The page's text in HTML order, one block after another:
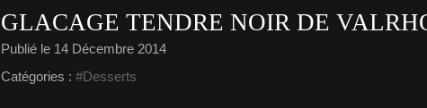
GLACAGE TENDRE NOIR DE
Publié le 14 Décembre 2014
Catégories : #Desserts